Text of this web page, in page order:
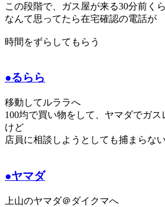
この段階で、ガス屋が来る30分前く
なんて思ってたら在宅確認の電話が
時間をずらしてもらう
●るらら
移動してルララへ
100均で買い物をして、ヤマダでガ
けど
店員に相談しようとしても捕まらな
●ヤマダ
上山のヤマダ＠ダイクマへ